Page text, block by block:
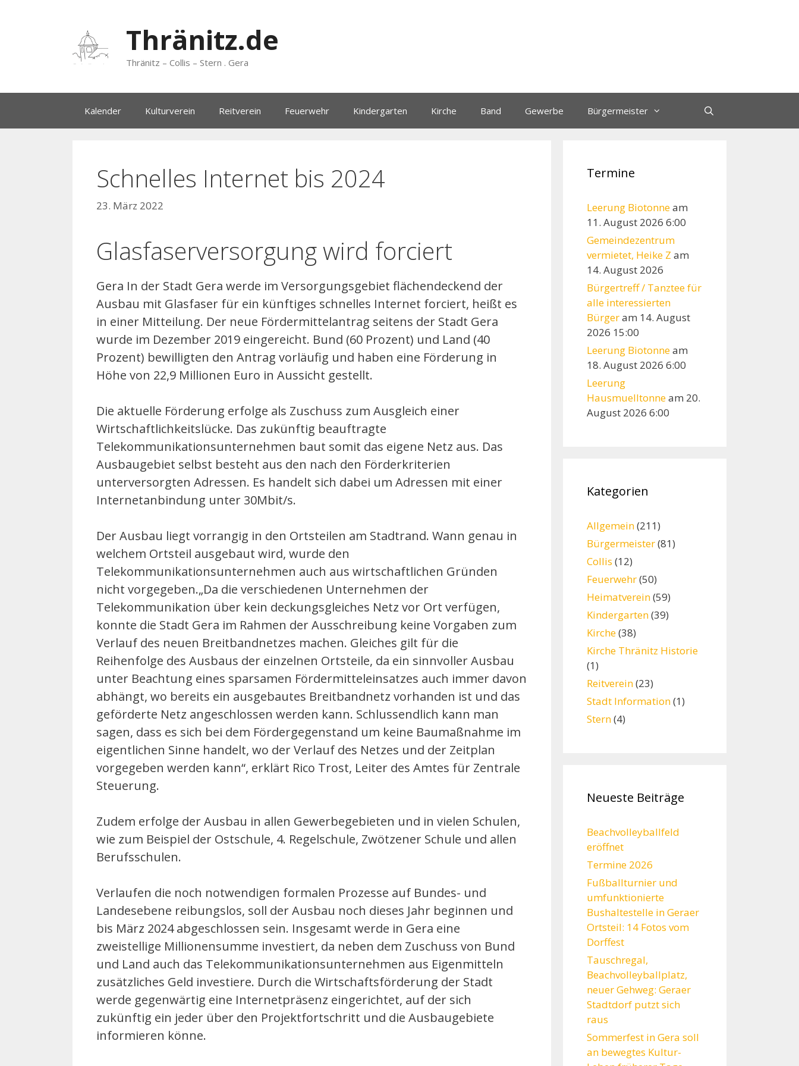
Thränitz.de
Thränitz – Collis – Stern . Gera
Kalender Kulturverein Reitverein Feuerwehr Kindergarten Kirche Band Gewerbe Bürgermeister
Schnelles Internet bis 2024
23. März 2022
Glasfaserversorgung wird forciert
Gera In der Stadt Gera werde im Versorgungsgebiet flächendeckend der
Ausbau mit Glasfaser für ein künftiges schnelles Internet forciert, heißt es
in einer Mitteilung. Der neue Fördermittelantrag seitens der Stadt Gera
wurde im Dezember 2019 eingereicht. Bund (60 Prozent) und Land (40
Prozent) bewilligten den Antrag vorläufig und haben eine Förderung in
Höhe von 22,9 Millionen Euro in Aussicht gestellt.
Die aktuelle Förderung erfolge als Zuschuss zum Ausgleich einer
Wirtschaftlichkeitslücke. Das zukünftig beauftragte
Telekommunikationsunternehmen baut somit das eigene Netz aus. Das
Ausbaugebiet selbst besteht aus den nach den Förderkriterien
unterversorgten Adressen. Es handelt sich dabei um Adressen mit einer
Internetanbindung unter 30Mbit/s.
Der Ausbau liegt vorrangig in den Ortsteilen am Stadtrand. Wann genau in
welchem Ortsteil ausgebaut wird, wurde den
Telekommunikationsunternehmen auch aus wirtschaftlichen Gründen
nicht vorgegeben.„Da die verschiedenen Unternehmen der
Telekommunikation über kein deckungsgleiches Netz vor Ort verfügen,
konnte die Stadt Gera im Rahmen der Ausschreibung keine Vorgaben zum
Verlauf des neuen Breitbandnetzes machen. Gleiches gilt für die
Reihenfolge des Ausbaus der einzelnen Ortsteile, da ein sinnvoller Ausbau
unter Beachtung eines sparsamen Fördermitteleinsatzes auch immer davon
abhängt, wo bereits ein ausgebautes Breitbandnetz vorhanden ist und das
geförderte Netz angeschlossen werden kann. Schlussendlich kann man
sagen, dass es sich bei dem Fördergegenstand um keine Baumaßnahme im
eigentlichen Sinne handelt, wo der Verlauf des Netzes und der Zeitplan
vorgegeben werden kann“, erklärt Rico Trost, Leiter des Amtes für Zentrale
Steuerung.
Zudem erfolge der Ausbau in allen Gewerbegebieten und in vielen Schulen,
wie zum Beispiel der Ostschule, 4. Regelschule, Zwötzener Schule und allen
Berufsschulen.
Verlaufen die noch notwendigen formalen Prozesse auf Bundes- und
Landesebene reibungslos, soll der Ausbau noch dieses Jahr beginnen und
bis März 2024 abgeschlossen sein. Insgesamt werde in Gera eine
zweistellige Millionensumme investiert, da neben dem Zuschuss von Bund
und Land auch das Telekommunikationsunternehmen aus Eigenmitteln
zusätzliches Geld investiere. Durch die Wirtschaftsförderung der Stadt
werde gegenwärtig eine Internetpräsenz eingerichtet, auf der sich
zukünftig ein jeder über den Projektfortschritt und die Ausbaugebiete
informieren könne.
Termine
Leerung Biotonneam
11. August 2026 6:00
Gemeindezentrum
vermietet, Heike Z am
14. August 2026
Bürgertreff / Tanztee für
alle interessierten
Bürgeram 14. August
2026 15:00
Leerung Biotonneam
18. August 2026 6:00
Leerung
Hausmuelltonneam 20.
August 2026 6:00
Kategorien
Allgemein(211)
Bürgermeister(81)
Collis (12)
Feuerwehr(50)
Heimatverein(59)
Kindergarten(39)
Kirche(38)
Kirche Thränitz Historie
(1)
Reitverein(23)
Stadt Information(1)
Stern(4)
Neueste Beiträge
Beachvolleyballfeld
eröffnet
Termine 2026
Fußballturnier und
umfunktionierte
Bushaltestelle in Geraer
Ortsteil: 14 Fotos vom
Dorffest
Tauschregal,
Beachvolleyballplatz,
neuer Gehweg: Geraer
Stadtdorf putzt sich
raus
Sommerfest in Gera soll
an bewegtes Kultur-